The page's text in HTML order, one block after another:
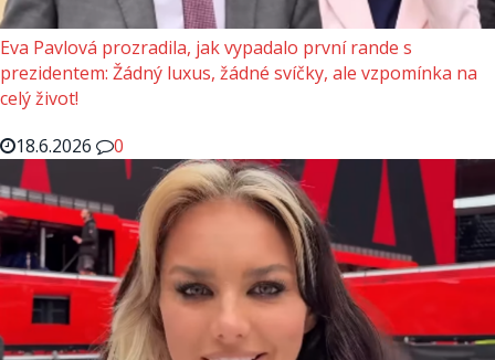
Eva Pavlová prozradila, jak vypadalo první rande s
prezidentem: Žádný luxus, žádné svíčky, ale vzpomínka na
celý život!
18.6.2026
0